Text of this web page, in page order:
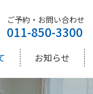
ご予約・お問い合わせ
011-850-3300
お知らせ